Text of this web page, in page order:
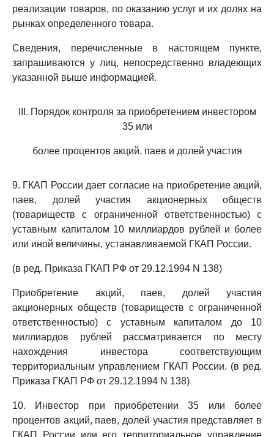
реализации товаров, по оказанию услуг и их долях на
рынках определенного товара.
Сведения, перечисленные в настоящем пункте,
запрашиваются у лиц, непосредственно владеющих
указанной выше информацией.
III. Порядок контроля за приобретением инвестором
35 или
более процентов акций, паев и долей участия
9. ГКАП России дает согласие на приобретение акций,
паев, долей участия акционерных обществ
(товариществ с ограниченной ответственностью) с
уставным капиталом 10 миллиардов рублей и более
или иной величины, устанавливаемой ГКАП России.
(в ред. Приказа ГКАП РФ от 29.12.1994 N 138)
Приобретение акций, паев, долей участия
акционерных обществ (товариществ с ограниченной
ответственностью) с уставным капиталом до 10
миллиардов рублей рассматривается по месту
нахождения инвестора соответствующим
территориальным управлением ГКАП России. (в ред.
Приказа ГКАП РФ от 29.12.1994 N 138)
10. Инвестор при приобретении 35 или более
процентов акций, паев, долей участия представляет в
ГКАП России или его территориальное управление